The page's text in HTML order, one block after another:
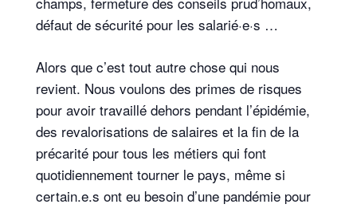
défaut de sécurité pour les salarié·e·s …
Alors que c’est tout autre chose qui nous
revient. Nous voulons des primes de risques
pour avoir travaillé dehors pendant l’épidémie,
des revalorisations de salaires et la fin de la
précarité pour tous les métiers qui font
quotidiennement tourner le pays, même si
certain.e.s ont eu besoin d’une pandémie pour